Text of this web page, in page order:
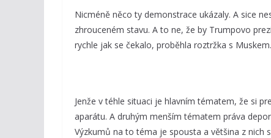
Nicméně něco ty demonstrace ukázaly. A sice
zhrouceném stavu. A to ne, že by Trumpovo
rychle jak se čekalo, proběhla roztržka s
Jenže v téhle situaci je hlavním tématem, že si
aparátu. A druhým menším tématem práva
Výzkumů na to téma je spousta a většina z nich